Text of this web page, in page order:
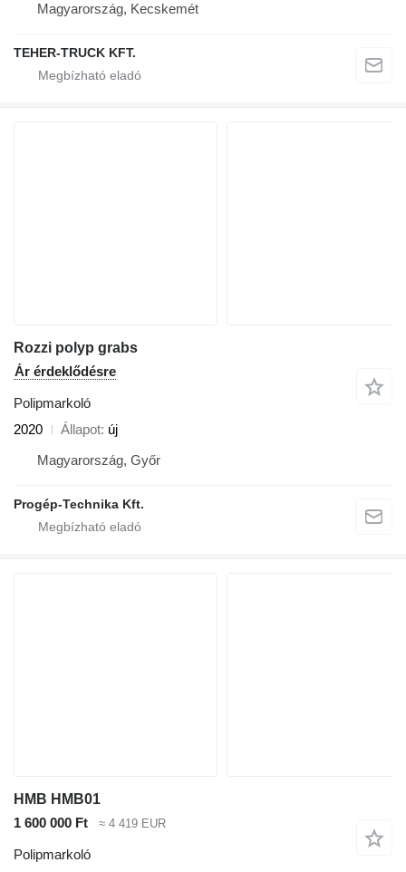
Magyarország, Kecskemét
TEHER-TRUCK KFT.
Rozzi polyp grabs
Ár érdeklődésre
Polipmarkoló
2020
Állapot új
Magyarország, Győr
Progép-Technika Kft.
HMB HMB01
1 600 000 Ft
≈ 4 419 EUR
Polipmarkoló